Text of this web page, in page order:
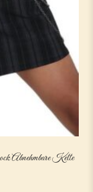
Kette